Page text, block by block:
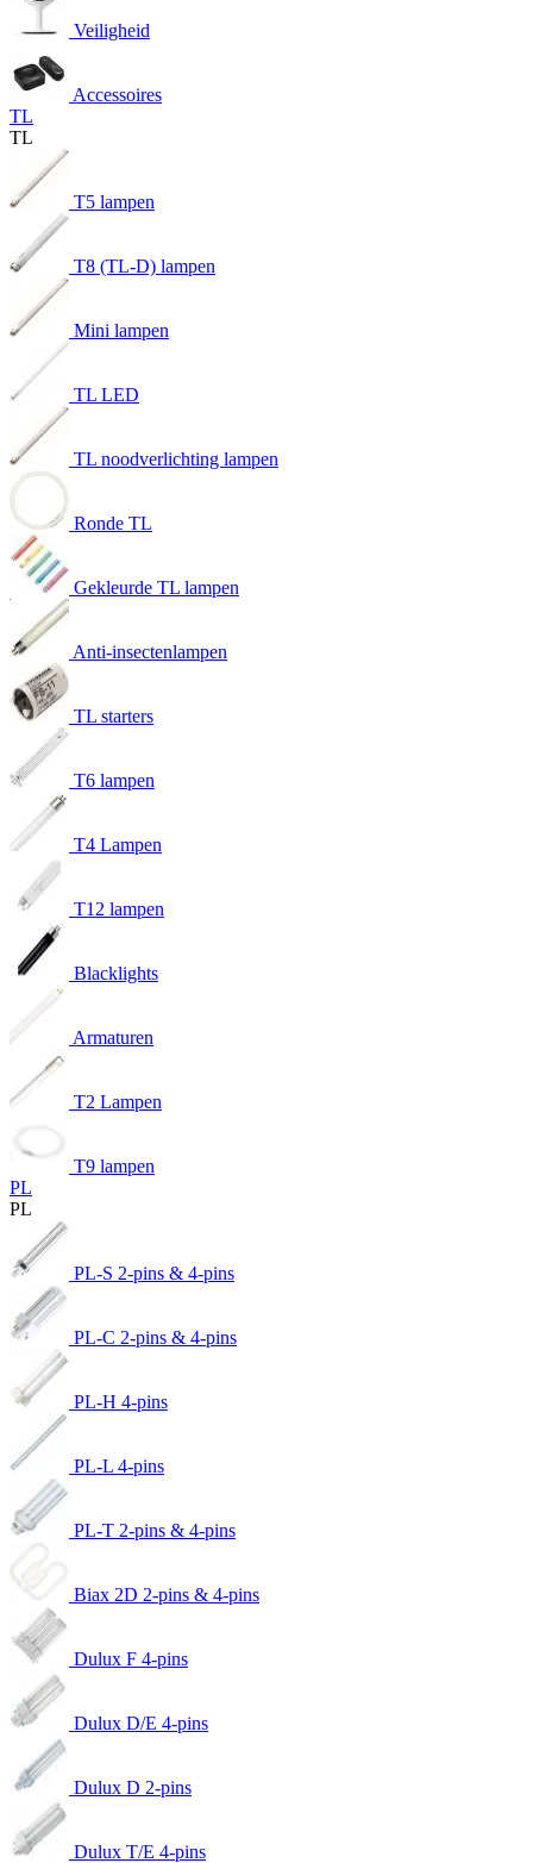
Veiligheid
Accessoires
TL
TL
T5 lampen
T8 (TL-D) lampen
Mini lampen
TL LED
TL noodverlichting lampen
Ronde TL
Gekleurde TL lampen
Anti-insectenlampen
TL starters
T6 lampen
T4 Lampen
T12 lampen
Blacklights
Armaturen
T2 Lampen
T9 lampen
PL
PL
PL-S 2-pins & 4-pins
PL-C 2-pins & 4-pins
PL-H 4-pins
PL-L 4-pins
PL-T 2-pins & 4-pins
Biax 2D 2-pins & 4-pins
Dulux F 4-pins
Dulux D/E 4-pins
Dulux D 2-pins
Dulux T/E 4-pins